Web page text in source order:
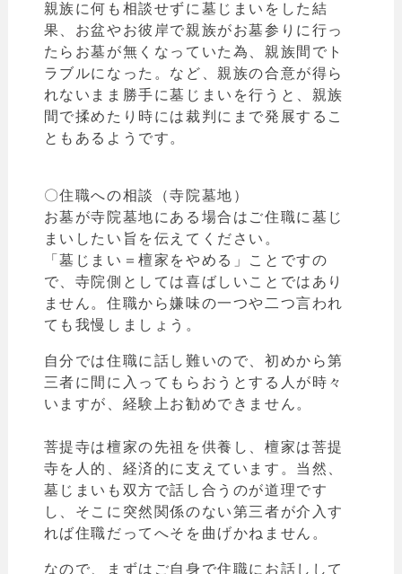
親族に何も相談せずに墓じまいをした結
果、お盆やお彼岸で親族がお墓参りに行っ
たら お墓が無くなっていた為、親族間でト
ラブルになった。など、親族の合意が得ら
れないまま勝手に墓じまいを行うと、親族
間で揉めたり時には裁判にまで発展するこ
ともあるようです。
〇住職への相談（寺院墓地）
お墓が寺院墓地にある場合はご住職に墓じ
まいしたい旨を伝えてください。
「墓じまい＝檀家をやめる 」ことですの
で、 寺院側としては喜ばしいことではあり
ません。住職から嫌味の一つや二つ言われ
ても我慢しましょう。
自分では住職に話し難いので、初めから第
三者に間に入ってもらおうとする人が時々
いますが、経験上お勧めできません。
菩提寺は檀家の先祖を供養し、檀家は菩提
寺を人的、経済的に支えています。当然、
墓じまいも双方で話し合うのが道理です
し、 そこに突然関係のない第三者が介入す
れば住職だってへそを曲げかねません。
なので、まずはご自身で住職にお話しして